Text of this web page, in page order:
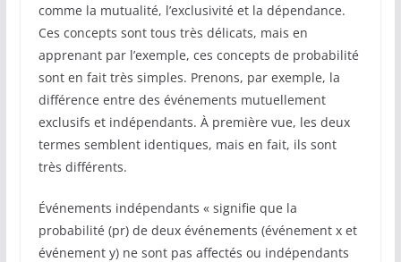
comme la mutualité, l’exclusivité et la dépendance.
Ces concepts sont tous très délicats, mais en
apprenant par l’exemple, ces concepts de probabilité
sont en fait très simples. Prenons, par exemple, la
différence entre des événements mutuellement
exclusifs et indépendants. À première vue, les deux
termes semblent identiques, mais en fait, ils sont
très différents.
Événements indépendants « signifie que la
probabilité (pr) de deux événements (événement x et
événement y) ne sont pas affectés ou indépendants